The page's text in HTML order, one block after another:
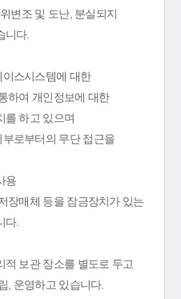
변조 및 도난, 분실되지
니다.
스시스템에 대한
하여 개인정보에 대한
를 하고 있으며
로부터의 무단 접근을
용
장매체 등을 잠금장치가 있는
다.
적 보관 장소를 별도로 두고
, 운영하고 있습니다.